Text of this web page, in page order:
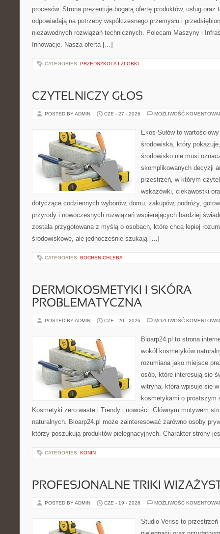
procesów. Strona prezentuje bogatą ofertę produktów, usług oraz
odpowiadają na potrzeby współczesnego przemysłu i
niezawodnych rozwiązań technicznych. Polecam Maszyny i
Innowacje. Nasza oferta […]
CATEGORIES: PRZEDSZKOLA I ŻLOBKI
CZYTELNICZY GŁOS
POSTED BY ADMIN CZE - 27 - 2026 MOŻLIWOŚĆ
Ekos-Sułów to
środowiska, który
środowisko nie musi
skomplikowanych decyzji
przestrzeń, w którym
wskazówki, ciekawostki
dotyczące codziennych wyborów, domu, zakupów, podróży,
przyrody i nowoczesnych rozwiązań wspierających bardziej
została przygotowana z myślą o osobach, które chcą lepiej
środowiskowe, ale jednocześnie szukają […]
CATEGORIES: BOCHEN-CHLEBA
DERMOKOSMETYKI I SKÓRA
PROBLEMATYCZNA
POSTED BY ADMIN CZE - 20 - 2026 MOŻLIWOŚĆ
Bioarp24.pl to strona
wokół kosmetyków
rozumiana jako miejsce
osób, które interesują się
witryna, która wpisuje się
kosmetykami o prostszym
Kosmetyki zero waste i Trendy i nowości. Głównym motywem
naturalnych. Bioarp24.pl może zainteresować zarówno osoby
którzy poszukują produktów pielęgnacyjnych. Charakter strony
CATEGORIES: KONIN
PROFESJONALNE TRIKI
POSTED BY ADMIN CZE - 19 - 2026 MOŻLIWOŚĆ
Studio Veriss to